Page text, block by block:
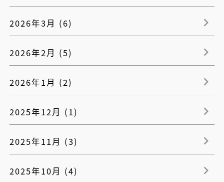
2026年3月 (6)
2026年2月 (5)
2026年1月 (2)
2025年12月 (1)
2025年11月 (3)
2025年10月 (4)